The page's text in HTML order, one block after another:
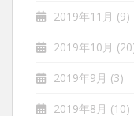
2019年11月 (9)
2019年10月
2019年9月 (3)
2019年8月 (10)